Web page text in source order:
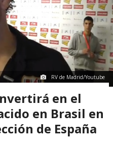
RV de Madrid/Youtube
en el
en Brasil en
de España